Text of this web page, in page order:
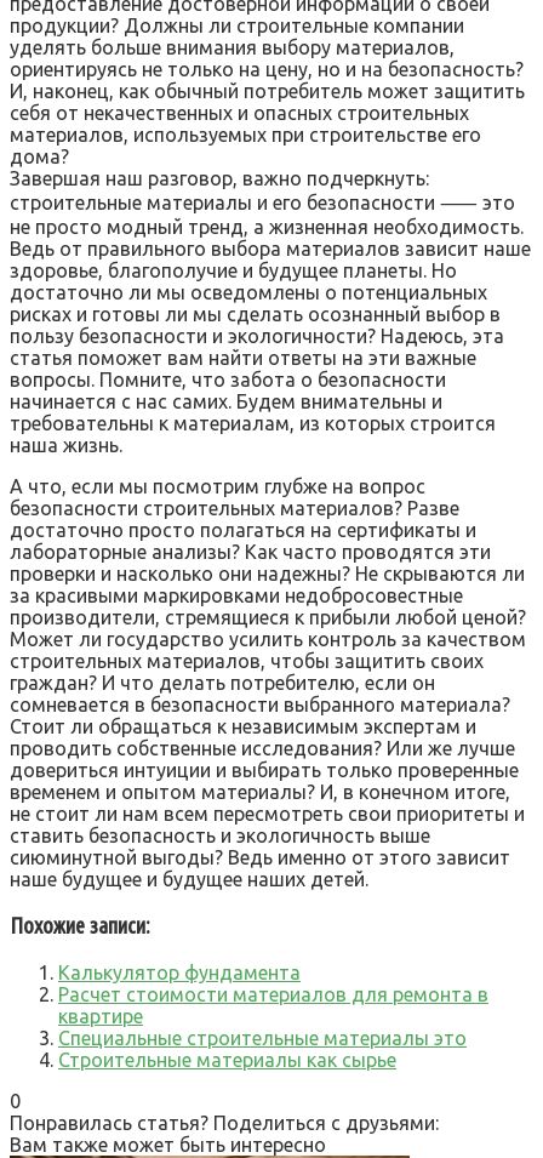
продукции? Должны ли строительные компании
уделять больше внимания выбору материалов,
ориентируясь не только на цену, но и на безопасность?
И, наконец, как обычный потребитель может защитить
себя от некачественных и опасных строительных
материалов, используемых при строительстве его
дома?
Завершая наш разговор, важно подчеркнуть:
строительные материалы и его безопасности ⸺ это
не просто модный тренд, а жизненная необходимость.
Ведь от правильного выбора материалов зависит наше
здоровье, благополучие и будущее планеты. Но
достаточно ли мы осведомлены о потенциальных
рисках и готовы ли мы сделать осознанный выбор в
пользу безопасности и экологичности? Надеюсь, эта
статья поможет вам найти ответы на эти важные
вопросы. Помните, что забота о безопасности
начинается с нас самих. Будем внимательны и
требовательны к материалам, из которых строится
наша жизнь.
А что, если мы посмотрим глубже на вопрос
безопасности строительных материалов? Разве
достаточно просто полагаться на сертификаты и
лабораторные анализы? Как часто проводятся эти
проверки и насколько они надежны? Не скрываются ли
за красивыми маркировками недобросовестные
производители, стремящиеся к прибыли любой ценой?
Может ли государство усилить контроль за качеством
строительных материалов, чтобы защитить своих
граждан? И что делать потребителю, если он
сомневается в безопасности выбранного материала?
Стоит ли обращаться к независимым экспертам и
проводить собственные исследования? Или же лучше
довериться интуиции и выбирать только проверенные
временем и опытом материалы? И, в конечном итоге,
не стоит ли нам всем пересмотреть свои приоритеты и
ставить безопасность и экологичность выше
сиюминутной выгоды? Ведь именно от этого зависит
наше будущее и будущее наших детей.
Похожие записи:
Калькулятор фундамента
Расчет стоимости материалов для ремонта в
квартире
Специальные строительные материалы это
Строительные материалы как сырье
0
Понравилась статья? Поделиться с друзьями:
Вам также может быть интересно